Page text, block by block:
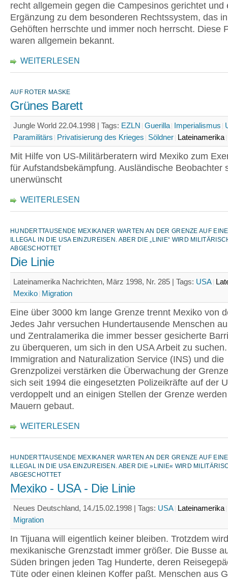
recht allgemein gegen die Campesinos gerichtet und
Ergänzung zu dem besonderen Rechtssystem, das
Gehöften herrschte und immer noch herrscht. Diese
waren allgemein bekannt.
WEITERLESEN
AUF ROTER MASKE
Grünes Barett
Jungle World 22.04.1998 | Tags: EZLN Guerilla Imperialismus
Paramilitärs Privatisierung des Krieges Söldner Lateinamerika
Mit Hilfe von US-Militärberatern wird Mexiko zum
für Aufstandsbekämpfung. Ausländische Beobachter
unerwünscht
WEITERLESEN
HUNDERTTAUSENDE MEXIKANER WARTEN AN DER GRENZE AUF
ILLEGAL IN DIE USA EINZUREISEN. ABER DIE „LINIE“ WIRD
ABGESCHOTTET
Die Linie
Lateinamerika Nachrichten, März 1998, Nr. 285 | Tags: USA
Mexiko Migration
Eine über 3000 km lange Grenze trennt Mexiko von
Jedes Jahr versuchen Hundertausende Menschen
und Zentralamerika die immer besser gesicherte
zu überqueren, um sich in den USA Arbeit zu
Immigration and Naturalization Service (INS) und die
Grenzpolizei verstärken die Überwachung der
sich seit 1994 die eingesetzten Polizeikräfte auf der
verdoppelt und an einigen Stellen der Grenze
Mauern gebaut.
WEITERLESEN
HUNDERTTAUSENDE MEXIKANER WARTEN AN DER GRENZE AUF
ILLEGAL IN DIE USA EINZUREISEN. ABER DIE »LINIE« WIRD
ABGESCHOTTET
Mexiko - USA - Die Linie
Neues Deutschland, 14./15.02.1998 | Tags: USA Lateinamerika
Migration
In Tijuana will eigentlich keiner bleiben. Trotzdem
mexikanische Grenzstadt immer größer. Die Busse
Süden bringen jeden Tag Hunderte, deren
Tüte oder einen kleinen Koffer paßt. Menschen aus